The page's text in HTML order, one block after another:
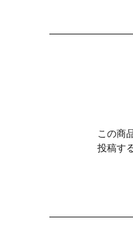
この商
投稿す